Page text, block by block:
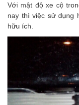
Với mật độ xe cộ
nay thì việc sử dụng
hữu ích.